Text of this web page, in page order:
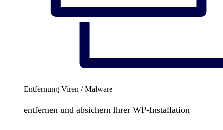
Entfernung Viren / Malware
entfernen und absichern Ihrer WP-Installation